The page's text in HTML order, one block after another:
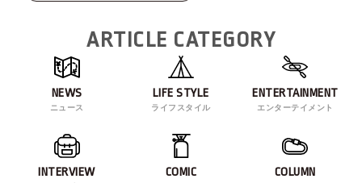
ARTICLE CATEGORY
NEWS
ニュース
LIFE STYLE
ライフスタイル
ENTERTAINMENT
エンターテイメント
INTERVIEW COMIC COLUMN